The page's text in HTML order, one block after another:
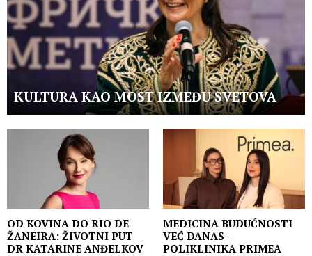
KULTURA KAO MOST IZMEĐU SVETOVA
OD KOVINA DO RIO DE
ŽANEIRA: ŽIVOTNI PUT
DR KATARINE ANĐELKOV
MEDICINA BUDUĆNOSTI
VEĆ DANAS –
POLIKLINIKA PRIMEA